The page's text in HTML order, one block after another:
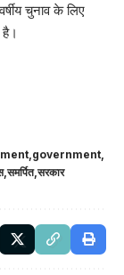
चुनाव के लिए
government
समर्पित सरकार